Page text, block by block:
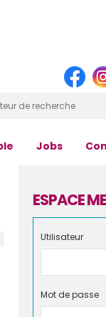
Jobs
ESPACE
Utilisateur
Mot de passe